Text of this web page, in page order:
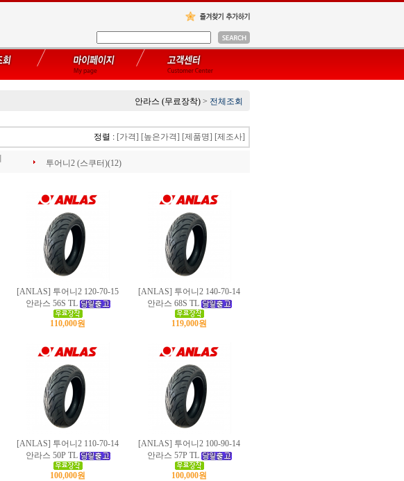
안라스 (무료장착) > 전체조회
정렬 : [가격] [높은가격] [제품명] [제조사]
투어니2 (스쿠터)(12)
[ANLAS] 투어니2 120-70-15
안라스 56S TL
110,000원
[ANLAS] 투어니2 140-70-14
안라스 68S TL
119,000원
[ANLAS] 투어니2 110-70-14
안라스 50P TL
100,000원
[ANLAS] 투어니2 100-90-14
안라스 57P TL
100,000원